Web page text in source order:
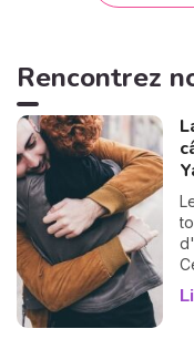
Rencontrez